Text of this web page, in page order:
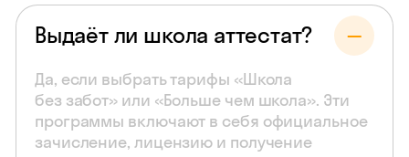
Выдаёт ли школа аттестат?
Да, если выбрать тарифы «Школа
без забот» или «Больше чем школа». Эти
программы включают в себя официальное
зачисление, лицензию и получение